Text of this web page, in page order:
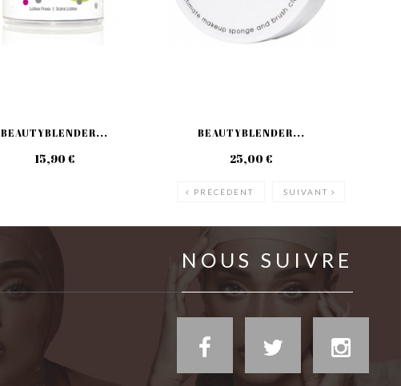
BEAUTYBLENDER...
15,90 €
BEAUTYBLENDER...
25,00 €
PRÉCÉDENT SUIVANT
NOUS SUIVRE